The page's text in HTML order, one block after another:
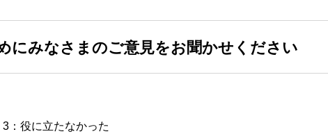
にみなさまのご意見をお聞かせください
3：役に立たなかった